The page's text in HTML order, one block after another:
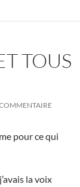
TOUS
pour ce qui
la voix